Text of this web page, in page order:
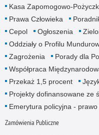
Kasa Zapomogowo-
Prawa Człowieka
Cepol
Ogłoszenia
Oddziały o Profilu
Zagrożenia
Porady dla
Współpraca
Przekaż 1,5 procent
Projekty dofinansowane ze
Emerytura policyjna -
Zamówienia Publiczne